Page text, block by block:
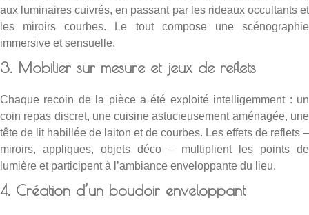
aux luminaires cuivrés, en passant par les rideaux occultants et
les miroirs courbes. Le tout compose une scénographie
immersive et sensuelle.
3. Mobilier sur mesure et jeux de reflets
Chaque recoin de la pièce a été exploité intelligemment : un
coin repas discret, une cuisine astucieusement aménagée, une
tête de lit habillée de laiton et de courbes. Les effets de reflets –
miroirs, appliques, objets déco – multiplient les points de
lumière et participent à l’ambiance enveloppante du lieu.
4. Création d’un boudoir enveloppant